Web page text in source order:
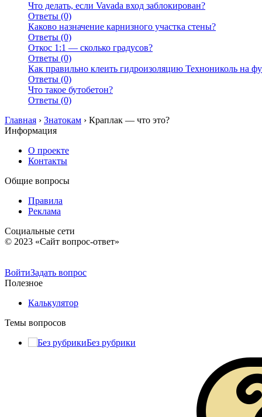
Что делать, если Vavada вход заблокирован?
Ответы (0)
Каково назначение карнизного участка стены?
Ответы (0)
Откос 1:1 — сколько градусов?
Ответы (0)
Как правильно клеить гидроизоляцию Технониколь на
Ответы (0)
Что такое бутобетон?
Ответы (0)
Главная › Знатокам › Краплак — что это?
Информация
О проекте
Контакты
Общие вопросы
Правила
Реклама
Социальные сети
© 2023 «Сайт вопрос-ответ»
ВойтиЗадать вопрос
Полезное
Калькулятор
Темы вопросов
Без рубрики